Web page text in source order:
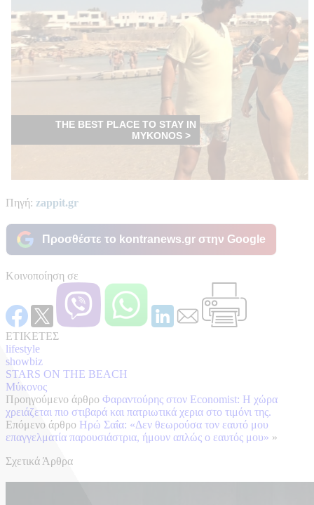
Πηγή: zappit.gr
Προσθέστε το kontranews.gr στην Google
Κοινοποίηση σε
ΕΤΙΚΕΤΕΣ
lifestyle
showbiz
STARS ON THE BEACH
Μύκονος
Προηγούμενο άρθρο Φαραντούρης στον Economist: Η χώρα
χρειάζεται πιο στιβαρά και πατριωτικά χερια στο τιμόνι της.
Επόμενο άρθρο Ηρώ Σαΐα: «Δεν θεωρούσα τον εαυτό μου
επαγγελματία παρουσιάστρια, ήμουν απλώς ο εαυτός μου» »
Σχετικά Άρθρα